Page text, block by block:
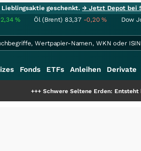
Lieblingsaktie geschenkt.→ Jetzt Depot bei
% Öl (Brent) 83,37 -0,20% Dow
Fonds ETFs Anleihen Derivate
Schwere Seltene Erden: Entsteht hier die